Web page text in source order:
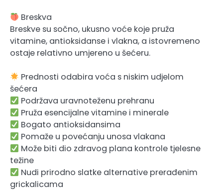
Breskva
Breskve su sočno, ukusno voće koje pruža
vitamine, antioksidanse i vlakna, a istovremeno
ostaje relativno umjereno u šećeru.
Prednosti odabira voća s niskim udjelom
šećera
Podržava uravnoteženu prehranu
Pruža esencijalne vitamine i minerale
Bogato antioksidansima
Pomaže u povećanju unosa vlakana
Može biti dio zdravog plana kontrole tjelesne
težine
Nudi prirodno slatke alternative prerađenim
grickalicama